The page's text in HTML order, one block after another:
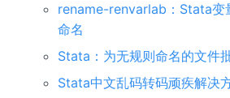
rename-renvarlab：Stata变
命名
Stata：为无规则命名的文件
Stata中文乱码转码顽疾解决